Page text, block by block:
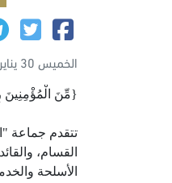
الخميس 30 يناير 2025 08:02 م
{مِّنَ الْمُؤْمِنِينَ
تتقدم جماعة
القسام،
الأسلحة